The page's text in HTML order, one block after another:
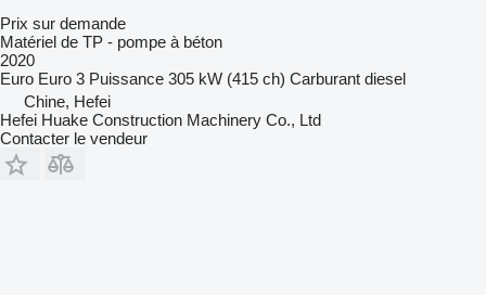
Prix sur demande
Matériel de TP - pompe à béton
2020
Euro Euro 3 Puissance 305 kW (415 ch) Carburant diesel
Chine, Hefei
Hefei Huake Construction Machinery Co., Ltd
Contacter le vendeur